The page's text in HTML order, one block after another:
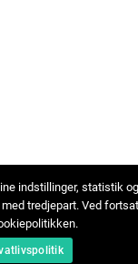
indstillinger, statistik
tredjepart. Ved